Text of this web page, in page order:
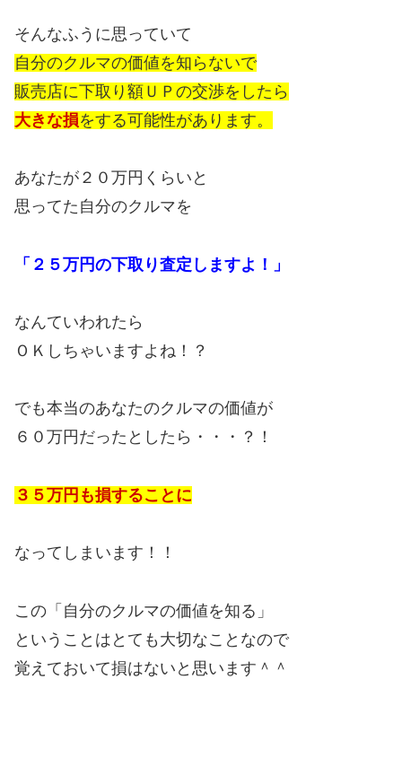
そんなふうに思っていて
自分のクルマの価値を知らないで
販売店に下取り額ＵＰの交渉をしたら
大きな損をする可能性があります。
あなたが２０万円くらいと
思ってた自分のクルマを
「２５万円の下取り査定しますよ！」
なんていわれたら
ＯＫしちゃいますよね！？
でも本当のあなたのクルマの価値が
６０万円だったとしたら・・・？！
３５万円も損することに
なってしまいます！！
この「自分のクルマの価値を知る」
ということはとても大切なことなので
覚えておいて損はないと思います＾＾